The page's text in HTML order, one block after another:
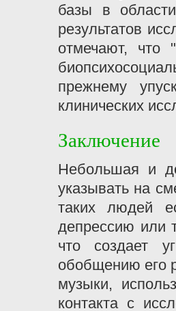
базы в
результатов
отмечают, что
прежнему
клинических
Заключение
Небольшая и
указывать на
таких людей
депрессию или
что создает
обобщению его
музыки,
контакта с